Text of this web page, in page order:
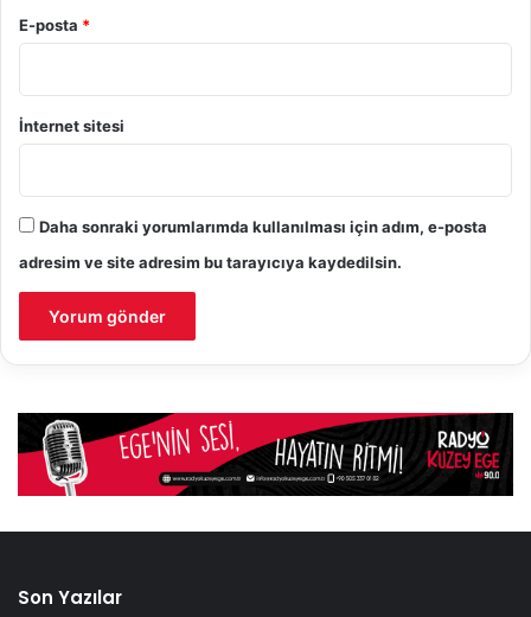
E-posta *
İnternet sitesi
Daha sonraki yorumlarımda kullanılması için adım, e-posta
adresim ve site adresim bu tarayıcıya kaydedilsin.
Son Yazılar